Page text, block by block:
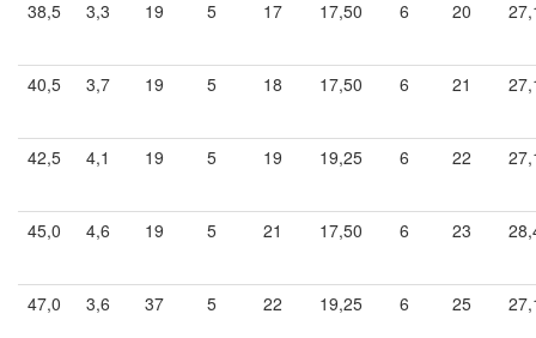
38,5 3,3 19 5 17 17,50 6 20
40,5 3,7 19 5 18 17,50 6 21
42,5 4,1 19 5 19 19,25 6 22
45,0 4,6 19 5 21 17,50 6 23
47,0 3,6 37 5 22 19,25 6 25